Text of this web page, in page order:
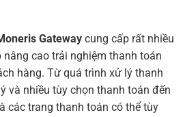
Gateway cung cấp rất nhiều
cao trải nghiệm thanh toán
hàng. Từ quá trình xử lý thanh
và nhiều tùy chọn thanh toán đến
các trang thanh toán có thể tùy